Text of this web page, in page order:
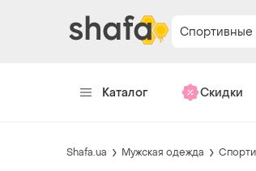
Каталог Скидки
Shafa.ua Мужская одежда